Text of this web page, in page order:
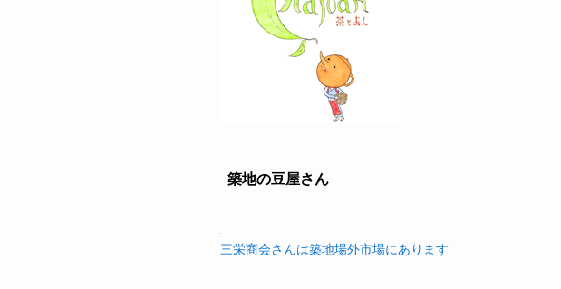
築地の豆屋さん
三栄商会さんは築地場外市場にあります